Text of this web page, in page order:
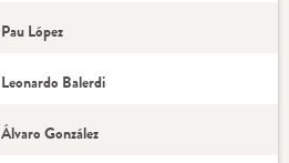
Pau López
Leonardo Balerdi
Álvaro González